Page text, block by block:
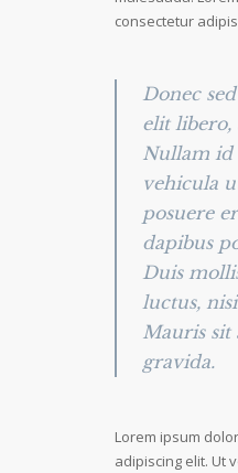
consectetur
Donec
elit libero,
Nullam
vehicula
posuere
dapibus
Duis
luctus,
Mauris sit
gravida.
Lorem ipsum
adipiscing elit. Ut